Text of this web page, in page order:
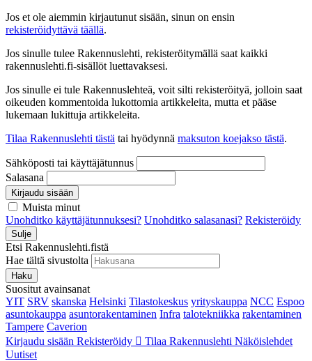
Jos et ole aiemmin kirjautunut sisään, sinun on ensin
rekisteröidyttävä täällä.
Jos sinulle tulee Rakennuslehti, rekisteröitymällä saat kaikki
rakennuslehti.fi-sisällöt luettavaksesi.
Jos sinulle ei tule Rakennuslehteä, voit silti rekisteröityä, jolloin saat
oikeuden kommentoida lukottomia artikkeleita, mutta et pääse
lukemaan lukittuja artikkeleita.
Tilaa Rakennuslehti tästä tai hyödynnä maksuton koejakso tästä.
Sähköposti tai käyttäjätunnus
Salasana
Kirjaudu sisään
Muista minut
Unohditko käyttäjätunnuksesi? Unohditko salasanasi? Rekisteröidy
Sulje
Etsi Rakennuslehti.fistä
Hae tältä sivustolta
Haku
Suositut avainsanat
YIT SRV skanska Helsinki Tilastokeskus yrityskauppa NCC Espoo
asuntokauppa asuntorakentaminen Infra talotekniikka rakentaminen
Tampere Caverion
Kirjaudu sisään Rekisteröidy Tilaa Rakennuslehti Näköislehdet
Uutiset